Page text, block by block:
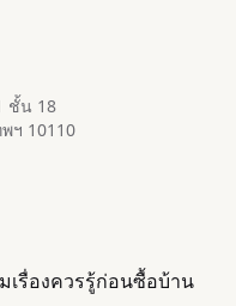
ชั้น 18
ฯ 10110
เรื่องควรรู้ก่อนซื้อบ้าน